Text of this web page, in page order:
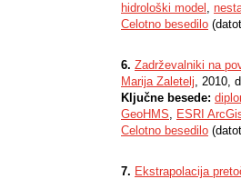
hidrološki model ,
Celotno besedilo
6. Zadrževalniki na
Marija Zaletelj, 2010,
Ključne besede:
GeoHMS, ESRI
Celotno besedilo
7. Ekstrapolacija